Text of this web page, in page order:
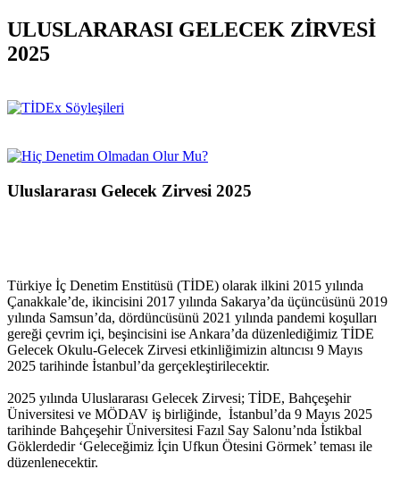
ULUSLARARASI GELECEK ZİRVESİ
2025
Uluslararası Gelecek Zirvesi 2025
Türkiye İç Denetim Enstitüsü (TİDE) olarak ilkini 2015 yılında
Çanakkale’de, ikincisini 2017 yılında Sakarya’da üçüncüsünü 2019
yılında Samsun’da, dördüncüsünü 2021 yılında pandemi koşulları
gereği çevrim içi, beşincisini ise Ankara’da düzenlediğimiz TİDE
Gelecek Okulu-Gelecek Zirvesi etkinliğimizin altıncısı 9 Mayıs
2025 tarihinde İstanbul’da gerçekleştirilecektir.
2025 yılında Uluslararası Gelecek Zirvesi; TİDE, Bahçeşehir
Üniversitesi ve MÖDAV iş birliğinde, İstanbul’da 9 Mayıs 2025
tarihinde Bahçeşehir Üniversitesi Fazıl Say Salonu’nda İstikbal
Göklerdedir ‘Geleceğimiz İçin Ufkun Ötesini Görmek’ teması ile
düzenlenecektir.